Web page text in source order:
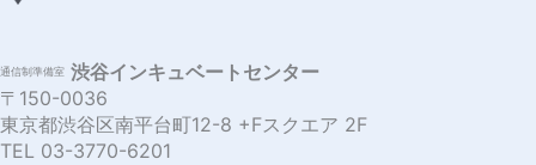
通信制準備室 渋谷インキュベートセンター
〒150-0036
東京都渋谷区南平台町12-8 +Fスクエア 2F
TEL 03-3770-6201